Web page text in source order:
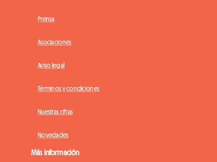
Prensa
Asociaciones
Aviso legal
Términos y condiciones
Nuestras cifras
Novedades
Más información